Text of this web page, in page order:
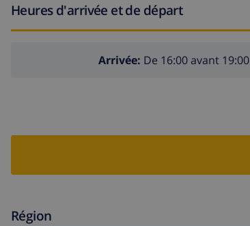
Heures d'arrivée et de départ
Arrivée: De 16:00 avant 19:00
Région